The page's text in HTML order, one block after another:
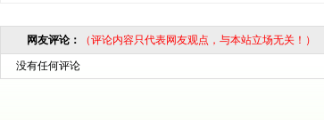
网友评论： （评论内容只代表网友观点，与本站立场无关！）
没有任何评论